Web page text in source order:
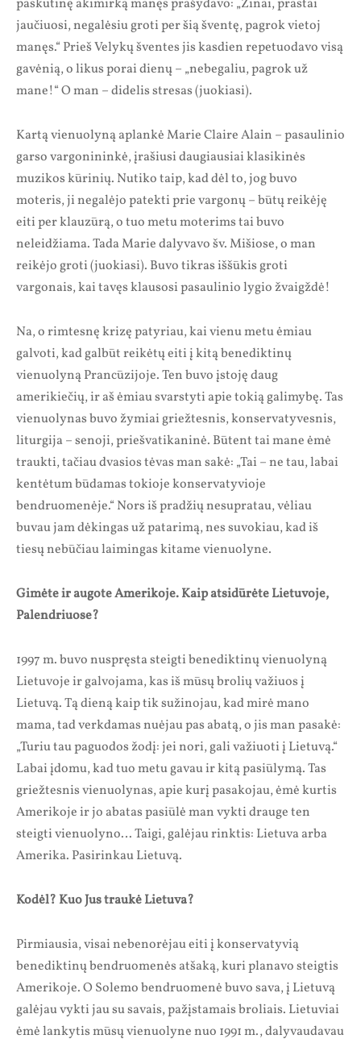
paskutinę akimirką manęs prašydavo: „Žinai, prastai
jaučiuosi, negalėsiu groti per šią šventę, pagrok vietoj
manęs.“ Prieš Velykų šventes jis kasdien repetuodavo visą
gavėnią, o likus porai dienų – „nebegaliu, pagrok už
mane!“ O man – didelis stresas (juokiasi).
Kartą vienuolyną aplankė Marie Claire Alain – pasaulinio
garso vargonininkė, įrašiusi daugiausiai klasikinės
muzikos kūrinių. Nutiko taip, kad dėl to, jog buvo
moteris, ji negalėjo patekti prie vargonų – būtų reikėję
eiti per klauzūrą, o tuo metu moterims tai buvo
neleidžiama. Tada Marie dalyvavo šv. Mišiose, o man
reikėjo groti (juokiasi). Buvo tikras iššūkis groti
vargonais, kai tavęs klausosi pasaulinio lygio žvaigždė!
Na, o rimtesnę krizę patyriau, kai vienu metu ėmiau
galvoti, kad galbūt reikėtų eiti į kitą benediktinų
vienuolyną Prancūzijoje. Ten buvo įstoję daug
amerikiečių, ir aš ėmiau svarstyti apie tokią galimybę. Tas
vienuolynas buvo žymiai griežtesnis, konservatyvesnis,
liturgija – senoji, priešvatikaninė. Būtent tai mane ėmė
traukti, tačiau dvasios tėvas man sakė: „Tai – ne tau, labai
kentėtum būdamas tokioje konservatyvioje
bendruomenėje.“ Nors iš pradžių nesupratau, vėliau
buvau jam dėkingas už patarimą, nes suvokiau, kad iš
tiesų nebūčiau laimingas kitame vienuolyne.
Gimėte ir augote Amerikoje. Kaip atsidūrėte Lietuvoje,
Palendriuose?
1997 m. buvo nuspręsta steigti benediktinų vienuolyną
Lietuvoje ir galvojama, kas iš mūsų brolių važiuos į
Lietuvą. Tą dieną kaip tik sužinojau, kad mirė mano
mama, tad verkdamas nuėjau pas abatą, o jis man pasakė:
„Turiu tau paguodos žodį: jei nori, gali važiuoti į Lietuvą.“
Labai įdomu, kad tuo metu gavau ir kitą pasiūlymą. Tas
griežtesnis vienuolynas, apie kurį pasakojau, ėmė kurtis
Amerikoje ir jo abatas pasiūlė man vykti drauge ten
steigti vienuolyno… Taigi, galėjau rinktis: Lietuva arba
Amerika. Pasirinkau Lietuvą.
Kodėl? Kuo Jus traukė Lietuva?
Pirmiausia, visai nebenorėjau eiti į konservatyvią
benediktinų bendruomenės atšaką, kuri planavo steigtis
Amerikoje. O Solemo bendruomenė buvo sava, į Lietuvą
galėjau vykti jau su savais, pažįstamais broliais. Lietuviai
ėmė lankytis mūsų vienuolyne nuo 1991 m., dalyvaudavau